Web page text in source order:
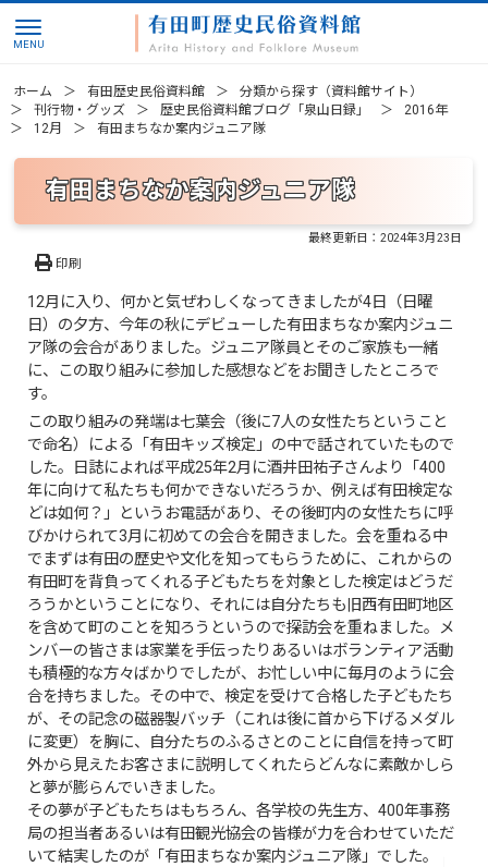
ホーム 有田歴史民俗資料館
分類から探す（資料館サイト）
刊行物・グッズ
歴史民俗資料館ブログ「泉山日録」
2016年
12月
有田まちなか案内ジュニア隊
有田まちなか案内ジュニア隊
最終更新日：2024年3月23日
印刷
12月に入り、何かと気ぜわしくなってきましたが4日（日曜
日）の夕方、今年の秋にデビューした有田まちなか案内ジュニ
ア隊の会合がありました。ジュニア隊員とそのご家族も一緒
に、この取り組みに参加した感想などをお聞きしたところで
す。
この取り組みの発端は七葉会（後に7人の女性たちということ
で命名）による「有田キッズ検定」の中で話されていたもので
した。日誌によれば平成25年2月に酒井田祐子さんより「400
年に向けて私たちも何かできないだろうか、例えば有田検定な
どは如何？」というお電話があり、その後町内の女性たちに呼
びかけられて3月に初めての会合を開きました。会を重ねる中
でまずは有田の歴史や文化を知ってもらうために、これからの
有田町を背負ってくれる子どもたちを対象とした検定はどうだ
ろうかということになり、それには自分たちも旧西有田町地区
を含めて町のことを知ろうというので探訪会を重ねました。メ
ンバーの皆さまは家業を手伝ったりあるいはボランティア活動
も積極的な方々ばかりでしたが、お忙しい中に毎月のように会
合を持ちました。その中で、検定を受けて合格した子どもたち
が、その記念の磁器製バッチ（これは後に首から下げるメダル
に変更）を胸に、自分たちのふるさとのことに自信を持って町
外から見えたお客さまに説明してくれたらどんなに素敵かしら
と夢が膨らんでいきました。
その夢が子どもたちはもちろん、各学校の先生方、400年事務
局の担当者あるいは有田観光協会の皆様が力を合わせていただ
いて結実したのが「有田まちなか案内ジュニア隊」でした。